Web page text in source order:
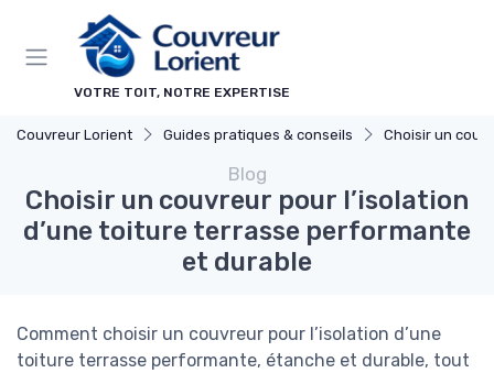
VOTRE TOIT, NOTRE EXPERTISE
Couvreur Lorient Guides pratiques & conseils Choisir un
Blog
Choisir un couvreur pour l’isolation
d’une toiture terrasse performante
et durable
Comment choisir un couvreur pour l’isolation d’une
toiture terrasse performante, étanche et durable, tout
Panneau de gestion des cookies